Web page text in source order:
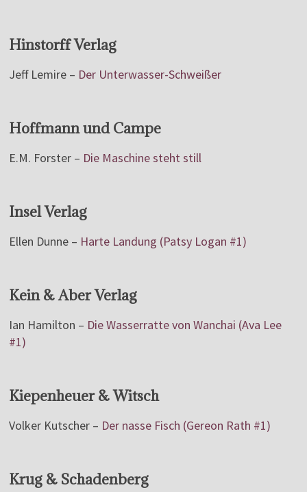
Hinstorff Verlag
Jeff Lemire – Der Unterwasser-Schweißer
Hoffmann und Campe
E.M. Forster – Die Maschine steht still
Insel Verlag
Ellen Dunne – Harte Landung (Patsy Logan #1)
Kein & Aber Verlag
Ian Hamilton – Die Wasserratte von Wanchai (Ava Lee
#1)
Kiepenheuer & Witsch
Volker Kutscher – Der nasse Fisch (Gereon Rath #1)
Krug & Schadenberg